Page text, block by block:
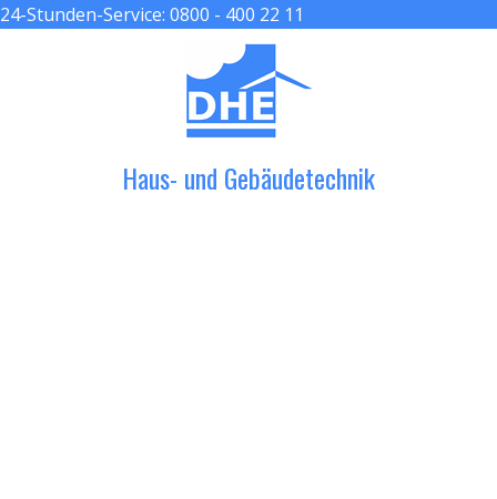
24-Stunden-Service: 0800 - 400 22 11
Haus- und Gebäudetechnik